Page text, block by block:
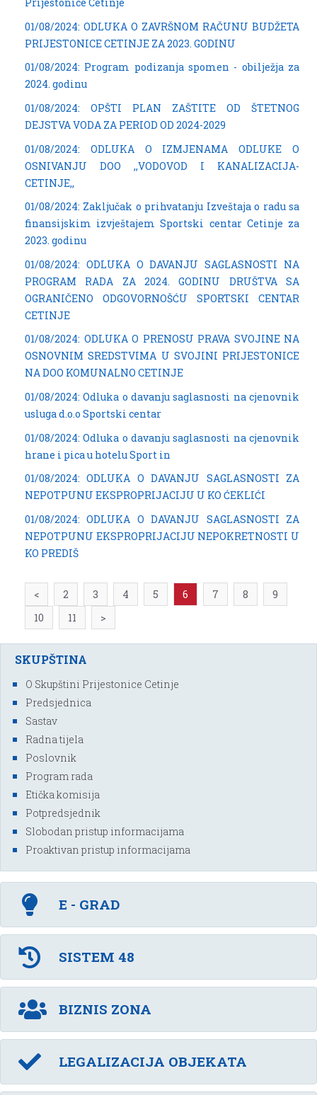
01/08/2024: ODLUKA O ZAVRŠNOM RAČUNU BUDŽETA
PRIJESTONICE CETINJE ZA 2023. GODINU
01/08/2024: Program podizanja spomen - obilježja za
2024. godinu
01/08/2024: OPŠTI PLAN ZAŠTITE OD ŠTETNOG
DEJSTVA VODA ZA PERIOD OD 2024-2029
01/08/2024: ODLUKA O IZMJENAMA ODLUKE O
OSNIVANJU DOO ,,VODOVOD I KANALIZACIJA-
CETINJE,,
01/08/2024: Zaključak o prihvatanju Izveštaja o radu sa
finansijskim izvještajem Sportski centar Cetinje za
2023. godinu
01/08/2024: ODLUKA O DAVANJU SAGLASNOSTI NA
PROGRAM RADA ZA 2024. GODINU DRUŠTVA SA
OGRANIČENO ODGOVORNOŠĆU SPORTSKI CENTAR
CETINJE
01/08/2024: ODLUKA O PRENOSU PRAVA SVOJINE NA
OSNOVNIM SREDSTVIMA U SVOJINI PRIJESTONICE
NA DOO KOMUNALNO CETINJE
01/08/2024: Odluka o davanju saglasnosti na cjenovnik
usluga d.o.o Sportski centar
01/08/2024: Odluka o davanju saglasnosti na cjenovnik
hrane i pica u hotelu Sport in
01/08/2024: ODLUKA O DAVANJU SAGLASNOSTI ZA
NEPOTPUNU EKSPROPRIJACIJU U KO ĆEKLIĆI
01/08/2024: ODLUKA O DAVANJU SAGLASNOSTI ZA
NEPOTPUNU EKSPROPRIJACIJU NEPOKRETNOSTI U
KO PREDIŠ
< 2 3 4 5 6 7 8
9
10
11 >
SKUPŠTINA
O Skupštini Prijestonice Cetinje
Predsjednica
Sastav
Radna tijela
Poslovnik
Program rada
Etička komisija
Potpredsjednik
Slobodan pristup informacijama
Proaktivan pristup informacijama
E - GRAD
SISTEM 48
BIZNIS ZONA
LEGALIZACIJA OBJEKATA